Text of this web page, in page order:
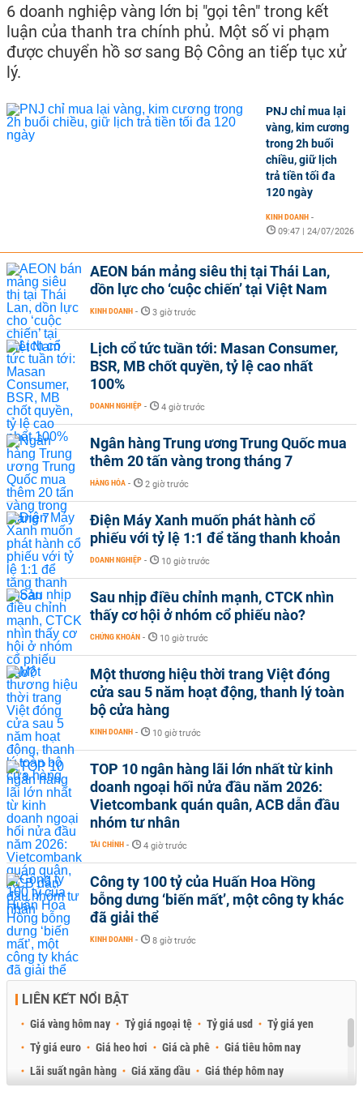
6 doanh nghiệp vàng lớn bị "gọi tên" trong kết
luận của thanh tra chính phủ. Một số vi phạm
được chuyển hồ sơ sang Bộ Công an tiếp tục xử
lý.
PNJ chỉ mua lại
vàng, kim cương
trong 2h buổi
chiều, giữ lịch
trả tiền tối đa
120 ngày
KINH DOANH -
09:47 | 24/07/2026
AEON bán mảng siêu thị tại Thái Lan,
dồn lực cho ‘cuộc chiến’ tại Việt Nam
KINH DOANH - 3 giờ trước
Lịch cổ tức tuần tới: Masan Consumer,
BSR, MB chốt quyền, tỷ lệ cao nhất
100%
DOANH NGHIỆP - 4 giờ trước
Ngân hàng Trung ương Trung Quốc mua
thêm 20 tấn vàng trong tháng 7
HÀNG HÓA - 2 giờ trước
Điện Máy Xanh muốn phát hành cổ
phiếu với tỷ lệ 1:1 để tăng thanh khoản
DOANH NGHIỆP - 10 giờ trước
Sau nhịp điều chỉnh mạnh, CTCK nhìn
thấy cơ hội ở nhóm cổ phiếu nào?
CHỨNG KHOÁN - 10 giờ trước
Một thương hiệu thời trang Việt đóng
cửa sau 5 năm hoạt động, thanh lý toàn
bộ cửa hàng
KINH DOANH - 10 giờ trước
TOP 10 ngân hàng lãi lớn nhất từ kinh
doanh ngoại hối nửa đầu năm 2026:
Vietcombank quán quân, ACB dẫn đầu
nhóm tư nhân
TÀI CHÍNH - 4 giờ trước
Công ty 100 tỷ của Huấn Hoa Hồng
bỗng dưng ‘biến mất’, một công ty khác
đã giải thể
KINH DOANH - 8 giờ trước
LIÊN KẾT NỔI BẬT
Giá vàng hôm nay Tỷ giá ngoại tệ Tỷ giá usd
Tỷ giá yen
Tỷ giá euro
Giá heo hơi Giá cà phê
Giá tiêu hôm nay
Lãi suất ngân hàng
Giá xăng dầu
Giá thép hôm nay